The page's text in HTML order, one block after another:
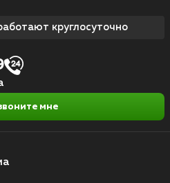
круглосуточно
мне